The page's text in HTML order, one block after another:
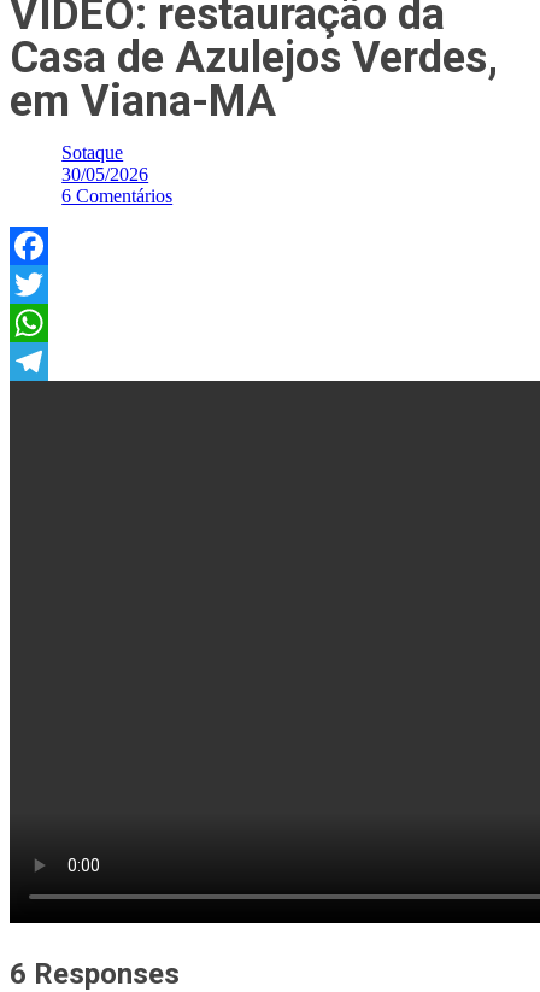
VÍDEO: restauração da
Casa de Azulejos Verdes,
em Viana-MA
Sotaque
30/05/2026
6 Comentários
Facebook
Twitter
WhatsApp
6 Responses